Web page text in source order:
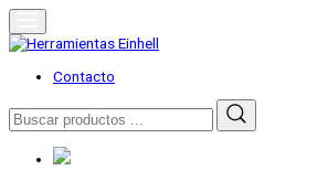
Skip
to
content
Herramientas Einhell
Distribuidor Oficial
Contacto
Buscar
por: